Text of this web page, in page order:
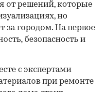
от решений, которые
но
за городом. На первое
безопасность и
с экспертами
при ремонте